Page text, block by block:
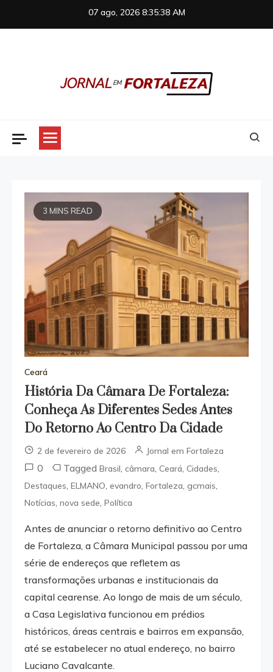
07 ago, 2026 8:35:38 AM
3 MINS READ
Ceará
História Da Câmara De Fortaleza:
Conheça As Diferentes Sedes Antes
Do Retorno Ao Centro Da Cidade
2 de fevereiro de 2026 Jornal em Fortaleza
0 Tagged Brasil câmara Ceará Cidades
Destaques ELMANO evandro Fortaleza gcmais
Notícias nova sede Política
Antes de anunciar o retorno definitivo ao Centro
de Fortaleza, a Câmara Municipal passou por uma
série de endereços que refletem as
transformações urbanas e institucionais da
capital cearense. Ao longo de mais de um século,
a Casa Legislativa funcionou em prédios
históricos, áreas centrais e bairros em expansão,
até se estabelecer no atual endereço, no bairro
Luciano Cavalcante.